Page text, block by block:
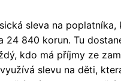
sleva na poplatníka,
24 840 korun. Tu
kdo má příjmy ze
slevu na děti,